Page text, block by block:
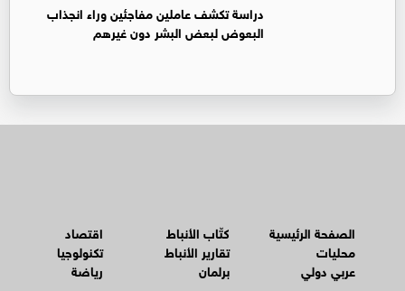
دراسة تكشف عاملين مفاجئين وراء انجذاب
البعوض لبعض البشر دون غيرهم
الصفحة الرئيسية
محليات
عربي دولي
كتّاب الأنباط
تقارير الأنباط
برلمان
اقتصاد
تكنولوجيا
رياضة